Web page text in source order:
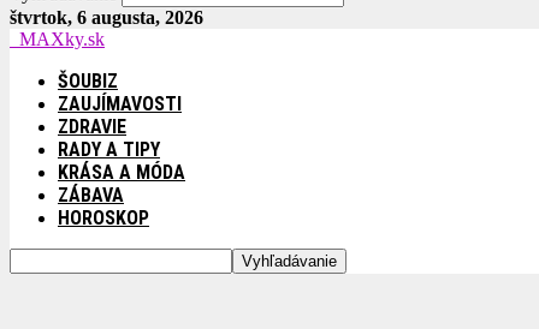
štvrtok, 6 augusta, 2026
MAXky.sk
ŠOUBIZ
ZAUJÍMAVOSTI
ZDRAVIE
RADY A TIPY
KRÁSA A MÓDA
ZÁBAVA
HOROSKOP